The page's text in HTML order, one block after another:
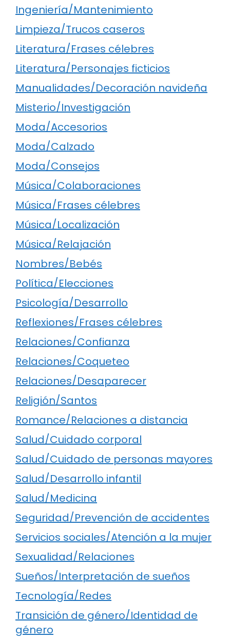
Ingeniería/Mantenimiento
Limpieza/Trucos caseros
Literatura/Frases célebres
Literatura/Personajes ficticios
Manualidades/Decoración navideña
Misterio/Investigación
Moda/Accesorios
Moda/Calzado
Moda/Consejos
Música/Colaboraciones
Música/Frases célebres
Música/Localización
Música/Relajación
Nombres/Bebés
Política/Elecciones
Psicología/Desarrollo
Reflexiones/Frases célebres
Relaciones/Confianza
Relaciones/Coqueteo
Relaciones/Desaparecer
Religión/Santos
Romance/Relaciones a distancia
Salud/Cuidado corporal
Salud/Cuidado de personas mayores
Salud/Desarrollo infantil
Salud/Medicina
Seguridad/Prevención de accidentes
Servicios sociales/Atención a la mujer
Sexualidad/Relaciones
Sueños/Interpretación de sueños
Tecnología/Redes
Transición de género/Identidad de
género